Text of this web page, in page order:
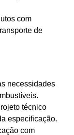
com
de
necessidades
técnico
especificação.
com